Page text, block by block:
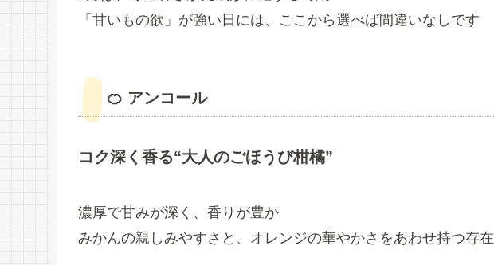
「甘いもの欲」が強い日には、ここから選べば間違いなしです
🍊 アンコール
コク深く香る“大人のごほうび柑橘”
濃厚で甘みが深く、香りが豊か
みかんの親しみやすさと、オレンジの華やかさをあわせ持つ存在